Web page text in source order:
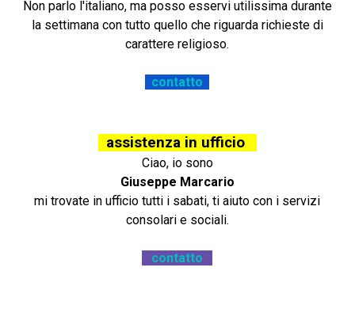
Non parlo l'italiano, ma posso esservi utilissima durante
la settimana con tutto quello che riguarda richieste di
carattere religioso.
contatto
assistenza in ufficio
Ciao, io sono
Giuseppe Marcario
mi trovate in ufficio tutti i sabati, ti aiuto con i servizi
consolari e sociali.
contatto